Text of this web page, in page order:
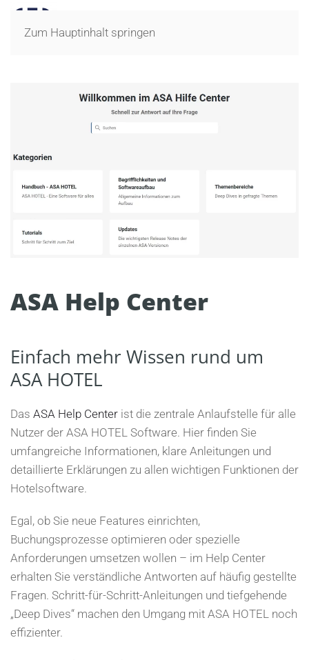
Zum Hauptinhalt springen
ASA Help Center
Einfach mehr Wissen rund um
ASA HOTEL
Das ASA Help Center ist die zentrale Anlaufstelle für alle
Nutzer der ASA HOTEL Software. Hier finden Sie
umfangreiche Informationen, klare Anleitungen und
detaillierte Erklärungen zu allen wichtigen Funktionen der
Hotelsoftware.
Egal, ob Sie neue Features einrichten,
Buchungsprozesse optimieren oder spezielle
Anforderungen umsetzen wollen – im Help Center
erhalten Sie verständliche Antworten auf häufig gestellte
Fragen. Schritt-für-Schritt-Anleitungen und tiefgehende
„Deep Dives“ machen den Umgang mit ASA HOTEL noch
effizienter.